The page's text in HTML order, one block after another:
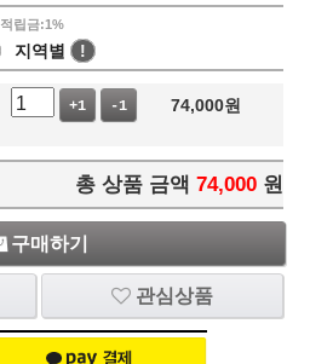
적립금:1%
지역별 !
+1 -1 74,000원
총 상품 금액 74,000 원
구매하기
관심상품